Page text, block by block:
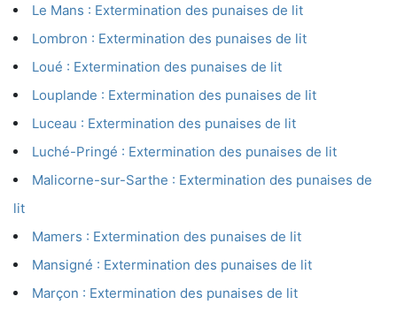
Le Mans : Extermination des punaises de lit
Lombron : Extermination des punaises de lit
Loué : Extermination des punaises de lit
Louplande : Extermination des punaises de lit
Luceau : Extermination des punaises de lit
Luché-Pringé : Extermination des punaises de lit
Malicorne-sur-Sarthe : Extermination des punaises de
lit
Mamers : Extermination des punaises de lit
Mansigné : Extermination des punaises de lit
Marçon : Extermination des punaises de lit